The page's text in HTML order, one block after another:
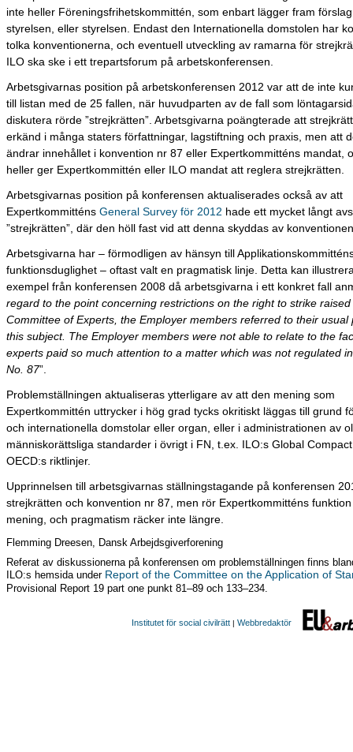
inte heller Föreningsfrihetskommittén, som enbart lägger fram
styrelsen, eller styrelsen. Endast den Internationella domstolen har
tolka konventionerna, och eventuell utveckling av ramarna för
ILO ska ske i ett trepartsforum på arbetskonferensen.
Arbetsgivarnas position på arbetskonferensen 2012 var att de inte
till listan med de 25 fallen, när huvudparten av de fall som
diskutera rörde ”strejkrätten”. Arbetsgivarna poängterade att
erkänd i många staters författningar, lagstiftning och praxis, men att
ändrar innehållet i konvention nr 87 eller Expertkommitténs mandat,
heller ger Expertkommittén eller ILO mandat att reglera strejkrätten.
Arbetsgivarnas position på konferensen aktualiserades också av att
Expertkommitténs General Survey för 2012 hade ett mycket långt
”strejkrätten”, där den höll fast vid att denna skyddas av
Arbetsgivarna har – förmodligen av hänsyn till
funktionsduglighet – oftast valt en pragmatisk linje. Detta kan
exempel från konferensen 2008 då arbetsgivarna i ett konkret fall
regard to the point concerning restrictions on the right to strike
Committee of Experts, the Employer members referred to their usual
this subject. The Employer members were not able to relate to the
experts paid so much attention to a matter which was not regulated
No. 87”.
Problemställningen aktualiseras ytterligare av att den mening som
Expertkommittén uttrycker i hög grad tycks okritiskt läggas till grund
och internationella domstolar eller organ, eller i administrationen av
människorättsliga standarder i övrigt i FN, t.ex. ILO:s Global
OECD:s riktlinjer.
Upprinnelsen till arbetsgivarnas ställningstagande på konferensen
strejkrätten och konvention nr 87, men rör Expertkommitténs
mening, och pragmatism räcker inte längre.
Flemming Dreesen, Dansk Arbejdsgiverforening
Referat av diskussionerna på konferensen om problemställningen finns
ILO:s hemsida under Report of the Committee on the Application of
Provisional Report 19 part one punkt 81–89 och 133–234.
Institutet för social civilrätt | Webbredaktör